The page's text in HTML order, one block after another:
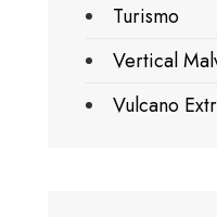
Turismo
Vertical
Vulcano